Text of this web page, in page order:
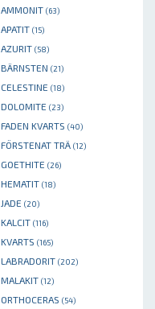
AMMONIT (63)
APATIT (15)
AZURIT (58)
BÄRNSTEN (21)
CELESTINE (18)
DOLOMITE (23)
FADEN KVARTS (40)
FÖRSTENAT TRÄ (12)
GOETHITE (26)
HEMATIT (18)
JADE (20)
KALCIT (116)
KVARTS (165)
LABRADORIT (202)
MALAKIT (12)
ORTHOCERAS (54)